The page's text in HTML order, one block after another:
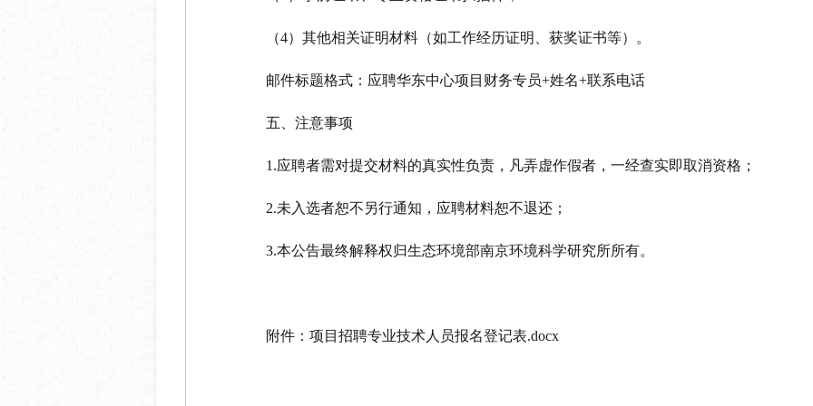
（4）其他相关证明材料（如工作经历证明、获奖证书等）。
邮件标题格式：应聘华东中心项目财务专员+姓名+联系电话
五、注意事项
1.应聘者需对提交材料的真实性负责，凡弄虚作假者，一经查实即取消资格；
2.未入选者恕不另行通知，应聘材料恕不退还；
3.本公告最终解释权归生态环境部南京环境科学研究所所有。
附件： 项目招聘专业技术人员报名登记表.docx